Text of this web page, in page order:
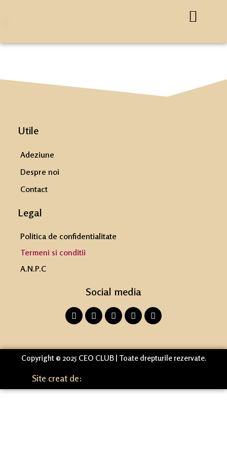
Utile
Adeziune
Despre noi
Contact
Legal
Politica de confidentialitate
Termeni si conditii
A.N.P.C
Social media
Copyright © 2025 CEO CLUB | Toate drepturile rezervate.
Site creat de: